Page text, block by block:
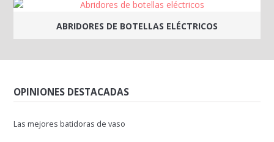
ABRIDORES DE BOTELLAS ELÉCTRICOS
OPINIONES DESTACADAS
Las mejores batidoras de vaso